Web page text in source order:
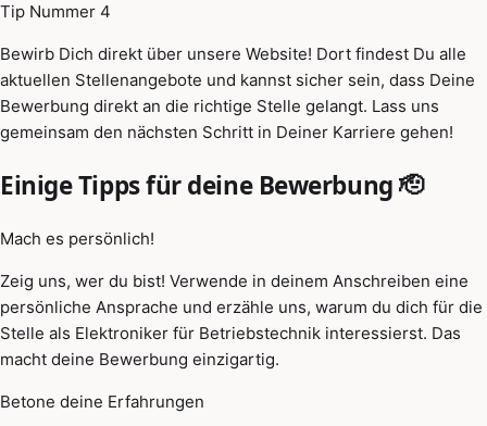
Tip Nummer 4
Bewirb Dich direkt über unsere Website! Dort findest Du alle
aktuellen Stellenangebote und kannst sicher sein, dass Deine
Bewerbung direkt an die richtige Stelle gelangt. Lass uns
gemeinsam den nächsten Schritt in Deiner Karriere gehen!
Einige Tipps für deine Bewerbung 🫡
Mach es persönlich!
Zeig uns, wer du bist! Verwende in deinem Anschreiben eine
persönliche Ansprache und erzähle uns, warum du dich für die
Stelle als Elektroniker für Betriebstechnik interessierst. Das
macht deine Bewerbung einzigartig.
Betone deine Erfahrungen